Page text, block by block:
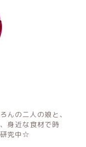
んの二人の娘と、
身近な食材で時
究中☆